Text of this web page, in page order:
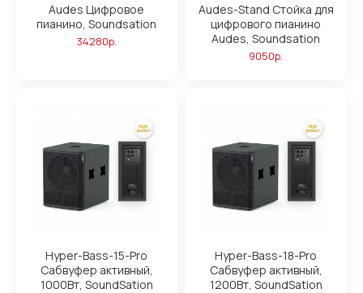
Audes Цифровое
пианино, Soundsation
34280р.
Audes-Stand Стойка для
цифрового пианино
Audes, Soundsation
9050р.
Hyper-Bass-15-Pro
Сабвуфер активный,
1000Вт, SoundSation
Hyper-Bass-18-Pro
Сабвуфер активный,
1200Вт, SoundSation